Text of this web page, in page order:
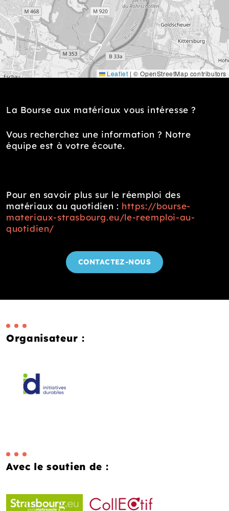
Leaflet | © OpenStreetMap contributors
La Bourse aux matériaux vous intéresse ?
Vous recherchez une information ? Notre
équipe est à votre écoute.
Pour en savoir plus sur le réemploi des
matériaux au quotidien : https://bourse-
materiaux-strasbourg.eu/le-reemploi-au-
quotidien/
CONTACTEZ-NOUS
Organisateur :
Avec le soutien de :